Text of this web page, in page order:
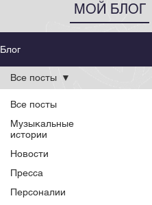
МОЙ БЛОГ
Блог
Все посты
Музыкальные
истории
Новости
Пресса
Персоналии
Все посты